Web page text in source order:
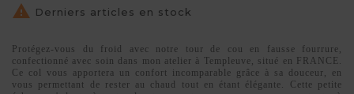
 Derniers articles en stock
Protégez-vous du froid avec notre tour de cou en fausse fourrure,
confectionné avec soin dans mon atelier à Templeuve, situé en FRANCE.
Ce col vous apportera un confort incomparable grâce à sa douceur, en
vous permettant de rester au chaud tout en étant élégante. Cette petite